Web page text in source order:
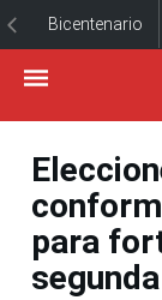
Bicentenario
para